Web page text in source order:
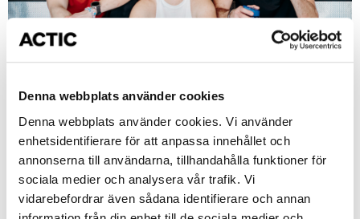
Denna webbplats använder cookies
Denna webbplats använder cookies. Vi använder
enhetsidentifierare för att anpassa innehållet och
annonserna till användarna, tillhandahålla funktioner för
sociala medier och analysera vår trafik. Vi
vidarebefordrar även sådana identifierare och annan
HYROX Race Simulation
på Actic Tullinge
I samarbete med Tullinge CrossFit arrangerar vi
HYROX Race Simulation på Actic Tullinge. En dag
fylld av puls, gemenskap och tävlingskänsla!
Oavsett om du kör själv eller i team får du en
tävlingslik upplevelse där alla moment varvas med